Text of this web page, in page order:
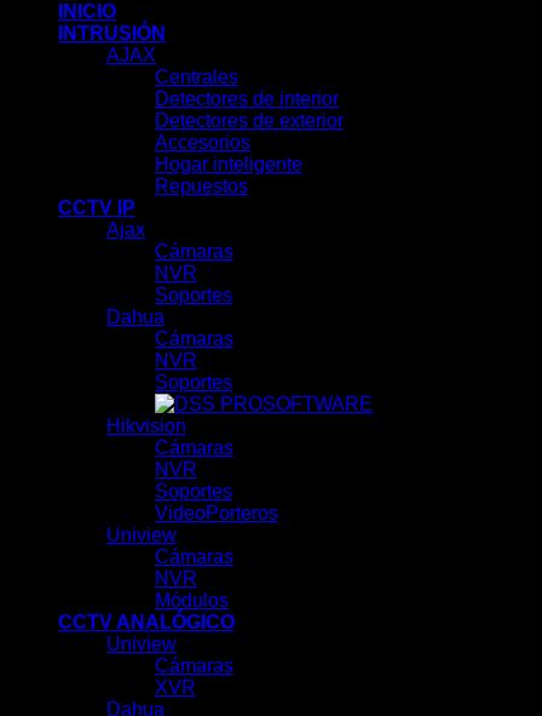
INICIO
INTRUSIÓN
AJAX
Centrales
Detectores de interior
Detectores de exterior
Accesorios
Hogar inteligente
Repuestos
CCTV IP
Ajax
Cámaras
NVR
Soportes
Dahua
Cámaras
NVR
Soportes
SOFTWARE
Hikvision
Cámaras
NVR
Soportes
VideoPorteros
Uniview
Cámaras
NVR
Módulos
CCTV ANALÓGICO
Uniview
Cámaras
XVR
Dahua